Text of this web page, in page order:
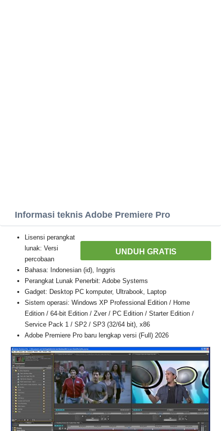
Informasi teknis Adobe Premiere Pro
UNDUH GRATIS
Lisensi perangkat
lunak: Versi
percobaan
Bahasa: Indonesian (id), Inggris
Perangkat Lunak Penerbit: Adobe Systems
Gadget: Desktop PC komputer, Ultrabook, Laptop
Sistem operasi: Windows XP Professional Edition / Home
Edition / 64-bit Edition / Zver / PC Edition / Starter Edition /
Service Pack 1 / SP2 / SP3 (32/64 bit), x86
Adobe Premiere Pro baru lengkap versi (Full) 2026